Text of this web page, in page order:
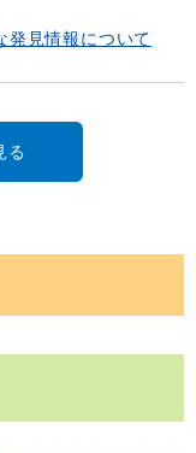
発見情報について
る